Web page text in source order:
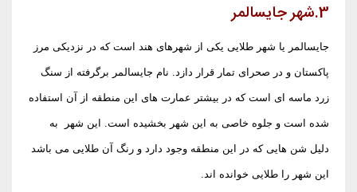
3.شهر جایسالمر
جایسالمر یا شهر طلایی یکی از شهرهای هند است که در نزدیکی مرز
پاکستان و در صحرای تمار قرار دازد. نام جایسالمر برگرفته از سنگ
زرد ماسه ای است که در بیشتر عمارت های این منطقه از آن استفاده
شده است و جلوه خاصی به این شهر بخشیده است. این شهر به
دلیل شن هایی که در این منطقه وجود دارد و رنگ آن طلایی می باشد
این شهر را طلایی خوانده اند.